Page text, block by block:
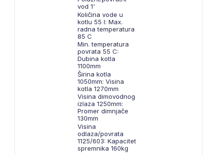
vod 1'
Količina vode u
kotlu 55 l: Max.
radna temperatura
85 C
Min. temperatura
povrata 55 C:
Dubina kotla
1100mm
Širina kotla
1050mm: Visina
kotla 1270mm
Visina dimovodnog
izlaza 1250mm:
Promer dimnjače
130mm
Visina
odlaza/povrata
1125/603: Kapacitet
spremnika 160kg